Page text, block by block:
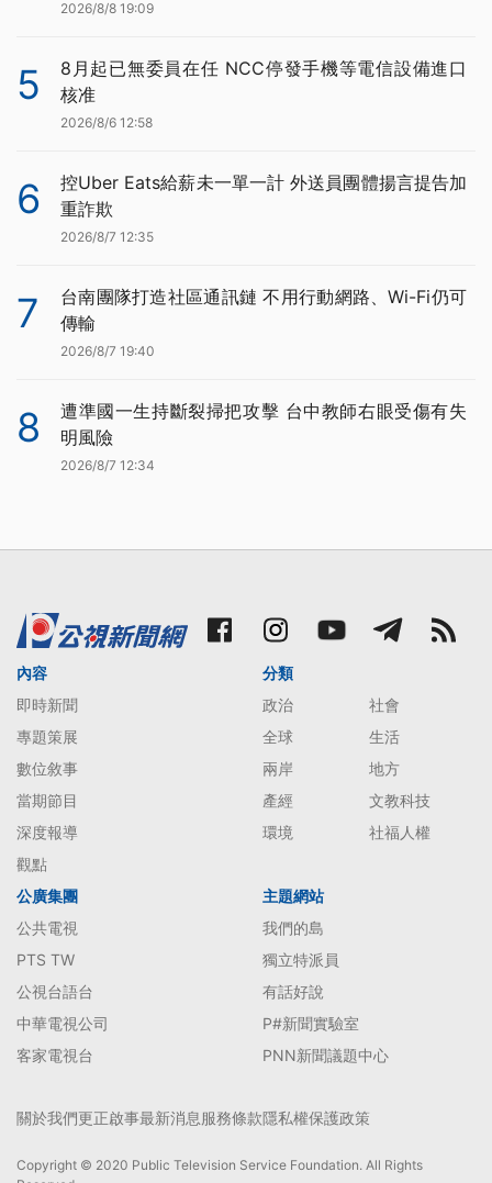
2026/8/8 19:09
5
8月起已無委員在任 NCC停發手機等電信設備進口
核准
2026/8/6 12:58
6
控Uber Eats給薪未一單一計 外送員團體揚言提告加
重詐欺
2026/8/7 12:35
7
台南團隊打造社區通訊鏈 不用行動網路、Wi-Fi仍可
傳輸
2026/8/7 19:40
8
遭準國一生持斷裂掃把攻擊 台中教師右眼受傷有失
明風險
2026/8/7 12:34
內容
即時新聞
專題策展
數位敘事
當期節目
深度報導
觀點
分類
政治
社會
全球
生活
兩岸
地方
產經
文教科技
環境
社福人權
公廣集團
公共電視
PTS TW
公視台語台
中華電視公司
客家電視台
主題網站
我們的島
獨立特派員
有話好說
P#新聞實驗室
PNN新聞議題中心
關於我們更正啟事最新消息服務條款隱私權保護政策
Copyright © 2020 Public Television Service Foundation. All Rights